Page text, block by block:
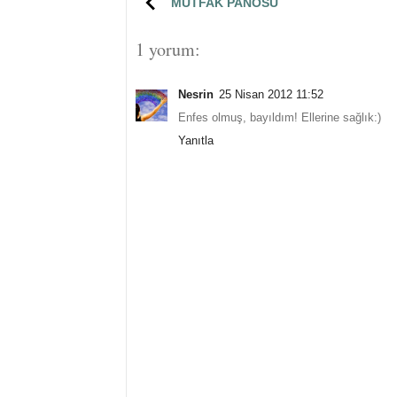
MUTFAK PANOSU
1 yorum:
Nesrin 25 Nisan 2012 11:52
Enfes olmuş, bayıldım! Ellerine sağlık:)
Yanıtla